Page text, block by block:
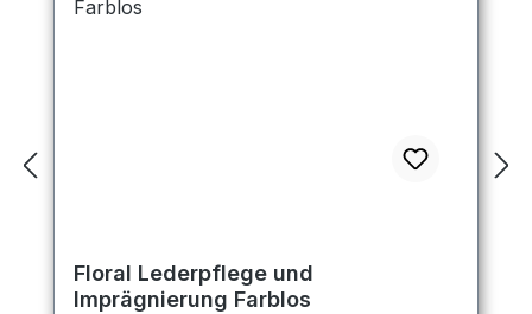
Floral Lederpflege und
Imprägnierung Farblos